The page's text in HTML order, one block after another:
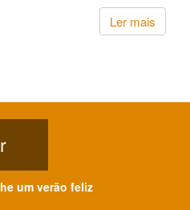
Ler mais
um verão feliz